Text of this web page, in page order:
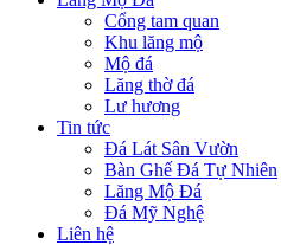
Cổng tam quan
Khu lăng mộ
Mộ đá
Lăng thờ đá
Lư hương
Tin tức
Đá Lát Sân Vườn
Bàn Ghế Đá Tự Nhiên
Lăng Mộ Đá
Đá Mỹ Nghệ
Liên hệ